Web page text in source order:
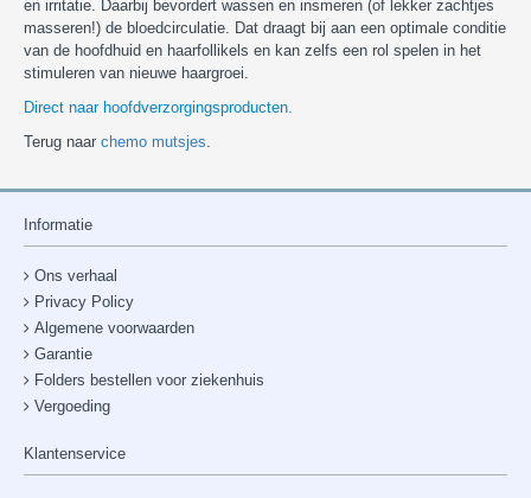
en irritatie. Daarbij bevordert wassen en insmeren (of lekker zachtjes
masseren!) de bloedcirculatie. Dat draagt bij aan een optimale conditie
van de hoofdhuid en haarfollikels en kan zelfs een rol spelen in het
stimuleren van nieuwe haargroei.
Direct naar hoofdverzorgingsproducten.
Terug naar chemo mutsjes.
Informatie
Ons verhaal
Privacy Policy
Algemene voorwaarden
Garantie
Folders bestellen voor ziekenhuis
Vergoeding
Klantenservice